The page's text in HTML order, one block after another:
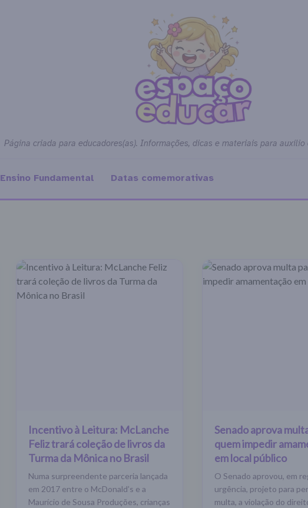
Página criada para educadores(as). Informações, dicas e materiais para
Ensino Fundamental Datas comemorativas
Incentivo à Leitura: McLanche
Feliz trará coleção de livros da
Turma da Mônica no Brasil
Numa surpreendente parceria lançada
em 2017 entre o McDonald’s e a
Maurício de Sousa Produções, crianças
Senado aprova
quem impedir
em local público
O Senado aprovou, em
urgência, projeto para
multa, a violação do